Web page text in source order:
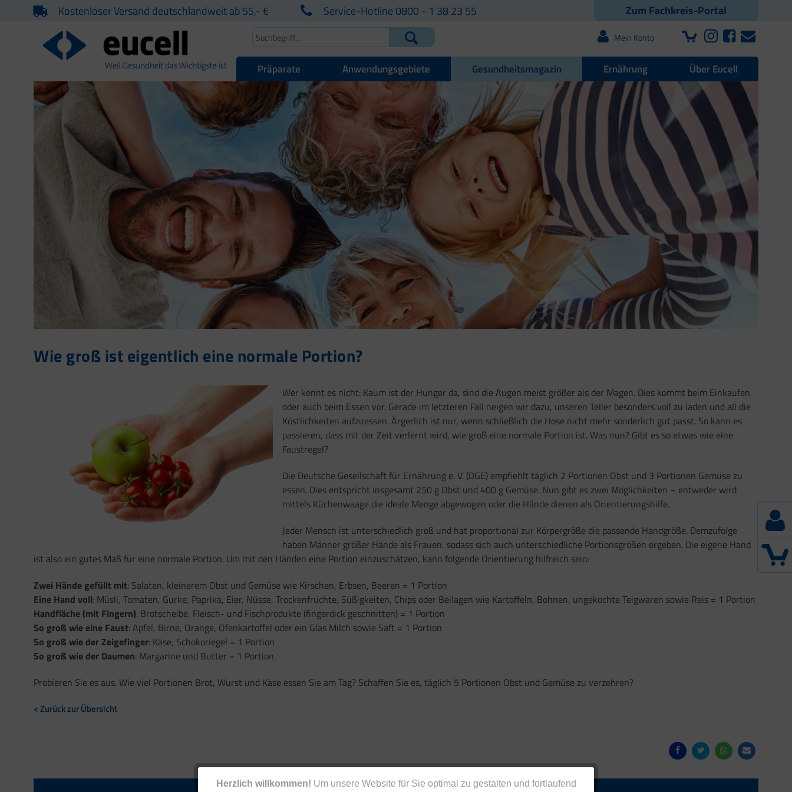
Herzlich willkommen! Um unsere Website für Sie optimal zu gestalten und fortlaufend
Zum Fachkreis-Portal
Kostenloser Versand deutschlandweit ab 55,- € Service-Hotline 0800 - 1 38 23 55
Mein Konto
Präparate Anwendungsgebiete Gesundheitsmagazin Ernährung Über Eucell
Wie groß ist eigentlich eine normale Portion?
Wer kennt es nicht: Kaum ist der Hunger da, sind die Augen meist größer als der Magen. Dies kommt beim Einkaufen
oder auch beim Essen vor. Gerade im letzteren Fall neigen wir dazu, unseren Teller besonders voll zu laden und all die
Köstlichkeiten aufzuessen. Ärgerlich ist nur, wenn schließlich die Hose nicht mehr sonderlich gut passt. So kann es
passieren, dass mit der Zeit verlernt wird, wie groß eine normale Portion ist. Was nun? Gibt es so etwas wie eine
Faustregel?
Die Deutsche Gesellschaft für Ernährung e. V. (DGE) empfiehlt täglich 2 Portionen Obst und 3 Portionen Gemüse zu
essen. Dies entspricht insgesamt 250 g Obst und 400 g Gemüse. Nun gibt es zwei Möglichkeiten – entweder wird
mittels Küchenwaage die ideale Menge abgewogen oder die Hände dienen als Orientierungshilfe.
Jeder Mensch ist unterschiedlich groß und hat proportional zur Körpergröße die passende Handgröße. Demzufolge
haben Männer größer Hände als Frauen, sodass sich auch unterschiedliche Portionsgrößen ergeben. Die eigene Hand
ist also ein gutes Maß für eine normale Portion. Um mit den Händen eine Portion einzuschätzen, kann folgende Orientierung hilfreich sein:
Zwei Hände gefüllt mit: Salaten, kleinerem Obst und Gemüse wie Kirschen, Erbsen, Beeren = 1 Portion
Eine Hand voll: Müsli, Tomaten, Gurke, Paprika, Eier, Nüsse, Trockenfrüchte, Süßigkeiten, Chips oder Beilagen wie Kartoffeln, Bohnen, ungekochte Teigwaren sowie Reis = 1 Portion
Handfläche (mit Fingern): Brotscheibe, Fleisch- und Fischprodukte (fingerdick geschnitten) = 1 Portion
So groß wie eine Faust: Apfel, Birne, Orange, Ofenkartoffel oder ein Glas Milch sowie Saft = 1 Portion
So groß wie der Zeigefinger: Käse, Schokoriegel = 1 Portion
So groß wie der Daumen: Margarine und Butter = 1 Portion
Probieren Sie es aus. Wie viel Portionen Brot, Wurst und Käse essen Sie am Tag? Schaffen Sie es, täglich 5 Portionen Obst und Gemüse zu verzehren?
< Zurück zur Übersicht